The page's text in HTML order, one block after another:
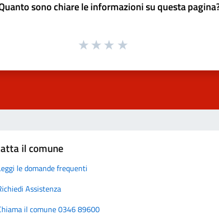
sono chiare le informazioni su questa
il comune
le domande frequenti
Assistenza
il comune 0346 89600